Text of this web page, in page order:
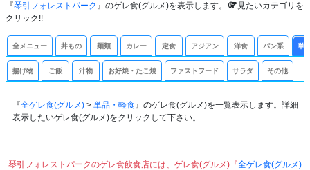
『琴引フォレストパーク 』のゲレ食(グルメ)を表示します。
見たいカテゴリを
クリック!!
全メニュー 丼もの 麺類 カレー 定食 アジアン 洋食 パン系 単
揚げ物 ご飯 汁物 お好焼・たこ焼 ファストフード サラダ その他
『全ゲレ食(グルメ) > 単品・軽食』のゲレ食(グルメ)を一覧表示します。詳細
表示したいゲレ食(グルメ)をクリックして下さい。
琴引フォレストパークのゲレ食飲食店には、ゲレ食(グルメ)『全ゲレ食(グルメ)